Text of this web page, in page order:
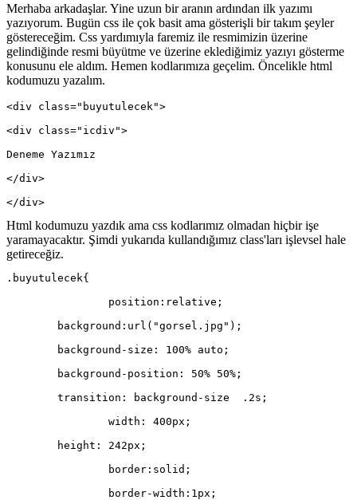
Merhaba arkadaşlar. Yine uzun bir aranın ardından ilk yazımı
yazıyorum. Bugün css ile çok basit ama gösterişli bir takım şeyler
göstereceğim. Css yardımıyla faremiz ile resmimizin üzerine
gelindiğinde resmi büyütme ve üzerine eklediğimiz yazıyı gösterme
konusunu ele aldım. Hemen kodlarımıza geçelim. Öncelikle html
kodumuzu yazalım.
<div class="buyutulecek">
<div class="icdiv">
Deneme Yazımız
</div>
</div>
Html kodumuzu yazdık ama css kodlarımız olmadan hiçbir işe
yaramayacaktır. Şimdi yukarıda kullandığımız class'ları işlevsel hale
getireceğiz.
.buyutulecek{
		position:relative;
        background:url("gorsel.jpg");
        background-size: 100% auto;
        background-position: 50% 50%;
        transition: background-size  .2s;
		width: 400px;
        height: 242px;
		border:solid;
		border-width:1px;